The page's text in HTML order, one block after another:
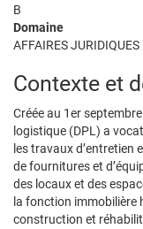
B
Domaine
AFFAIRES JURIDIQUES
Contexte et
Créée au 1er
logistique (DPL) a
les travaux d’entretien
de fournitures et
des locaux et des
la fonction immobilière
construction et